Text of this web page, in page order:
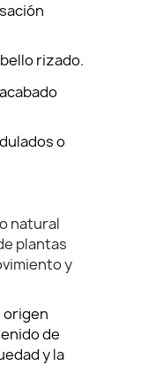
rizado.
o
natural
plantas
y
origen
de
y la